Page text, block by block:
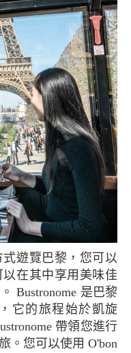
在其中享用美味佳
Bustronome 是巴黎
它的旅程始於凱旋
帶領您進行
。您可以使用 O'bon